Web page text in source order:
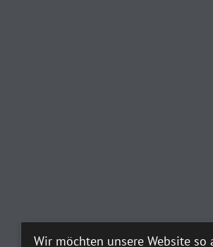
Wir möchten unsere Website